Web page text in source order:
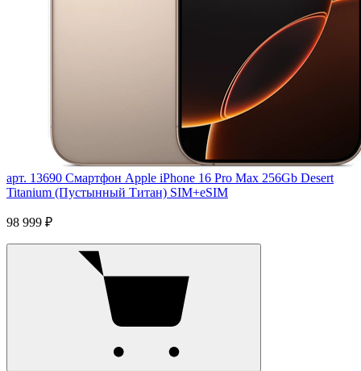
арт. 13690 Смартфон Apple iPhone 16 Pro Max 256Gb Desert
Titanium (Пустынный Титан) SIM+eSIM
98 999 ₽